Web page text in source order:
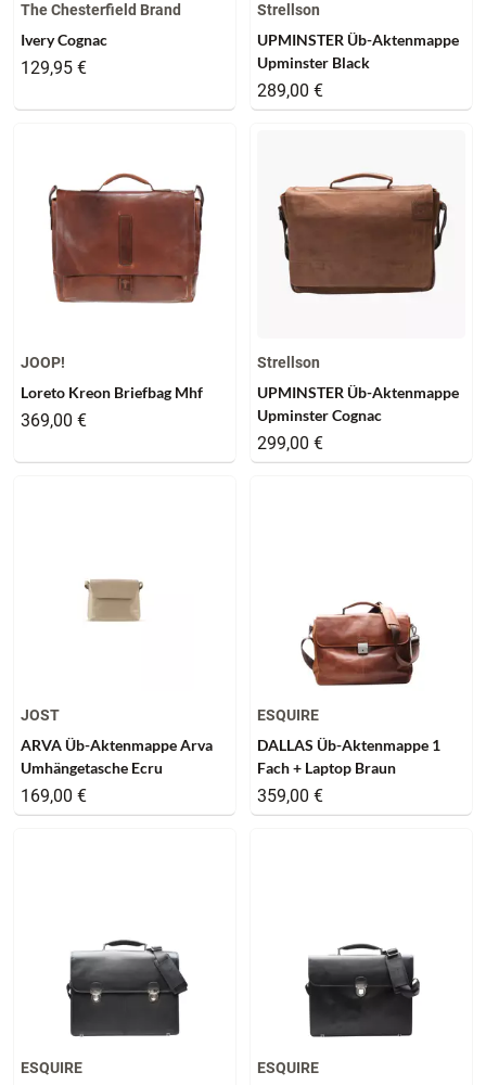
The Chesterfield Brand
Ivery Cognac
129,95 €
Strellson
UPMINSTER Üb-Aktenmappe
Upminster Black
289,00 €
JOOP!
Loreto Kreon Briefbag Mhf
369,00 €
Strellson
UPMINSTER Üb-Aktenmappe
Upminster Cognac
299,00 €
JOST
ARVA Üb-Aktenmappe Arva
Umhängetasche Ecru
169,00 €
ESQUIRE
DALLAS Üb-Aktenmappe 1
Fach + Laptop Braun
359,00 €
ESQUIRE ESQUIRE